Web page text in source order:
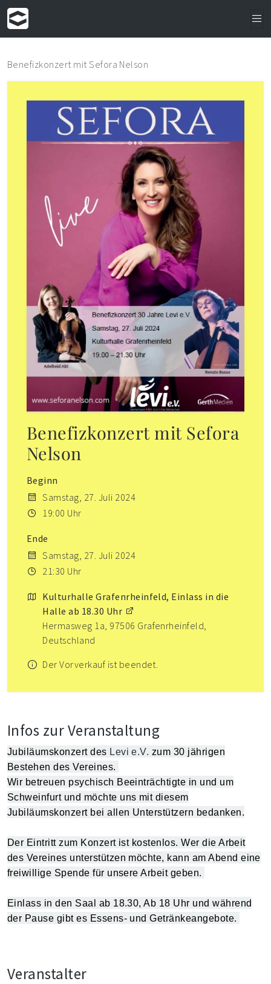
Benefizkonzert mit Sefora Nelson
Benefizkonzert mit Sefora
Nelson
Beginn
Samstag, 27. Juli 2024
19:00 Uhr
Ende
Samstag, 27. Juli 2024
21:30 Uhr
Kulturhalle Grafenrheinfeld, Einlass in die
Halle ab 18.30 Uhr
Hermasweg 1a, 97506 Grafenrheinfeld,
Deutschland
Der Vorverkauf ist beendet.
Infos zur Veranstaltung
Jubiläumskonzert des Levi e.V. zum 30 jährigen
Bestehen des Vereines.
Wir betreuen psychisch Beeinträchtigte in und um
Schweinfurt und möchte uns mit diesem
Jubiläumskonzert bei allen Unterstützern bedanken.
Der Eintritt zum Konzert ist kostenlos. Wer die Arbeit
des Vereines unterstützen möchte, kann am Abend eine
freiwillige Spende für unsere Arbeit geben.
Einlass in den Saal ab 18.30, Ab 18 Uhr und während
der Pause gibt es Essens- und Getränkeangebote.
Veranstalter